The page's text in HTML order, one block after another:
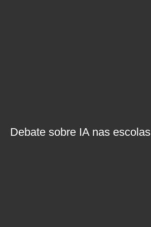
Debate sobre IA nas escolas